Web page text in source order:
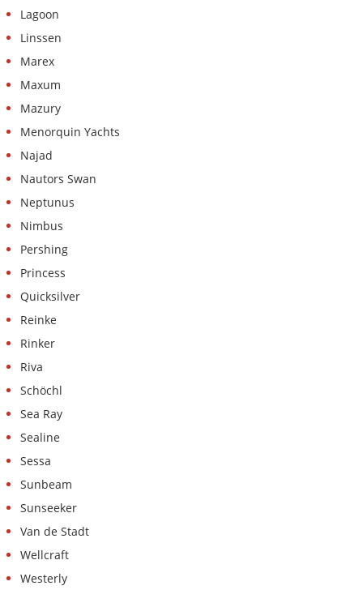
Lagoon
Linssen
Marex
Maxum
Mazury
Menorquin Yachts
Najad
Nautors Swan
Neptunus
Nimbus
Pershing
Princess
Quicksilver
Reinke
Rinker
Riva
Schöchl
Sea Ray
Sealine
Sessa
Sunbeam
Sunseeker
Van de Stadt
Wellcraft
Westerly